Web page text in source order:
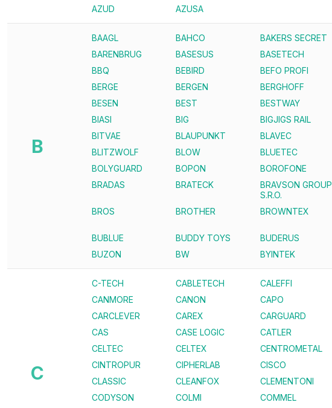
AZUD
AZUSA
B
BAAGL BAHCO BAKERS SECRET
BARENBRUG
BASESUS BASETECH
BBQ
BEBIRD BEFO PROFI
BERGE
BERGEN BERGHOFF
BESEN
BEST BESTWAY
BIASI
BIG BIGJIGS RAIL
BITVAE
BLAUPUNKT BLAVEC
BLITZWOLF
BLOW BLUETEC
BOLYGUARD
BOPON BOROFONE
BRADAS
BRATECK
BRAVSON GROUP
S.R.O.
BROS BROTHER BROWNTEX
BUBLUE BUDDY TOYS BUDERUS
BUZON
BW BYINTEK
C
C-TECH CABLETECH CALEFFI
CANMORE
CANON CAPO
CARCLEVER
CAREX CARGUARD
CAS
CASE LOGIC CATLER
CELTEC
CELTEX CENTROMETAL
CINTROPUR
CIPHERLAB CISCO
CLASSIC
CLEANFOX CLEMENTONI
CODYSON
COLMI COMMEL